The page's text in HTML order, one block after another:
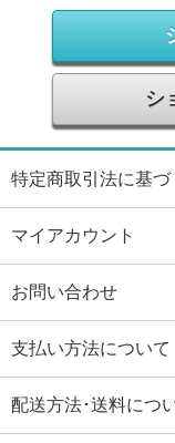
シ
特定商取引法に基づ
マイアカウント
お問い合わせ
支払い方法について
配送方法･送料につ